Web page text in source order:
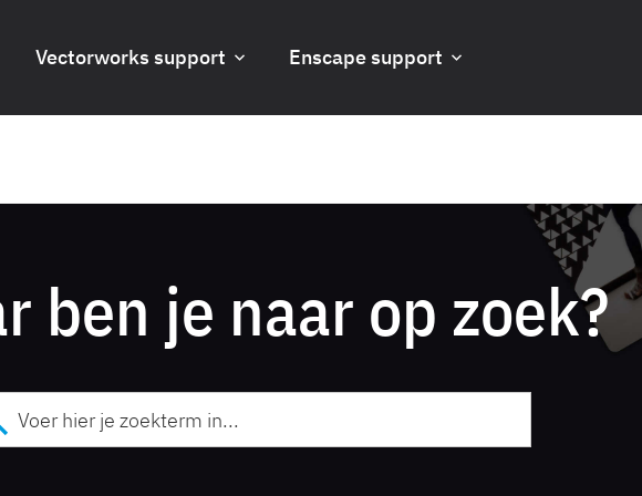
Vectorworks support Enscape support
ben je naar op zoek?